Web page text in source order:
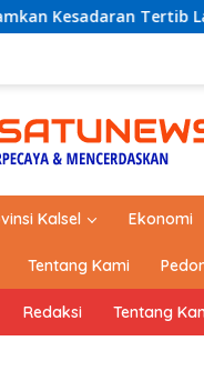
Lintas Sejak SD
Kalsel Ekonomi
Tentang Kami
Redaksi Tentang